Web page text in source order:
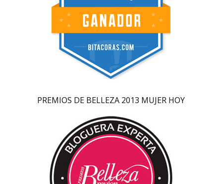
PREMIOS DE BELLEZA 2013 MUJER HOY